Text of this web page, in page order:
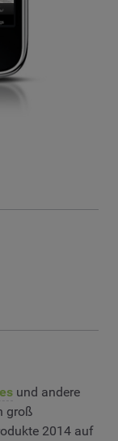
und andere
groß
2014 auf